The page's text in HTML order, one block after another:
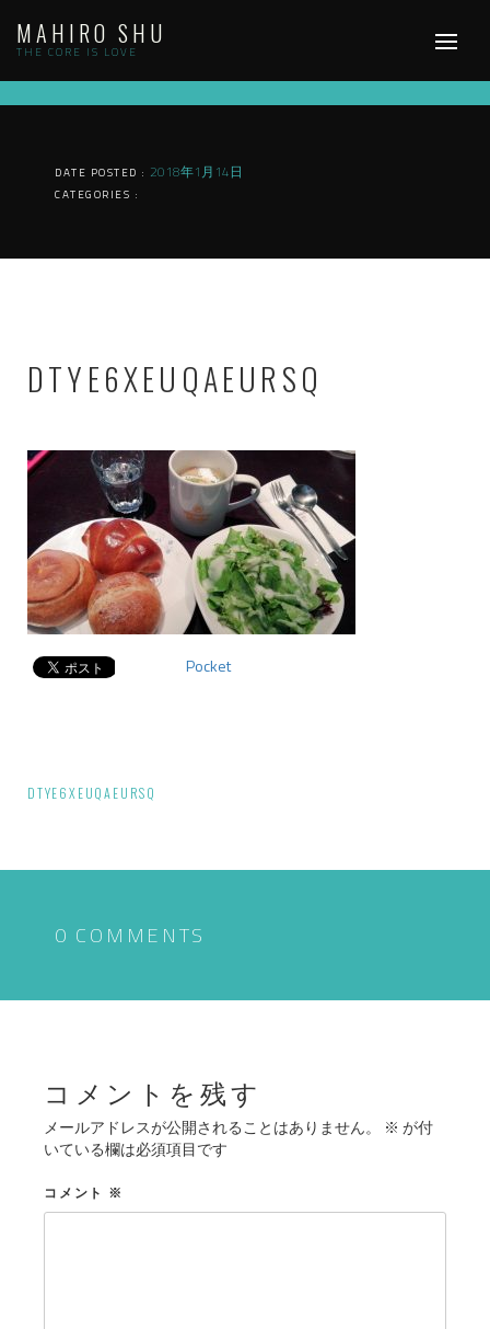
content
MAHIRO SHU
THE CORE IS LOVE
DATE POSTED : 2018年1月14日
CATEGORIES :
DTYE6XEUQAEURSQ
Pocket
投
ナ
シ
DTYE6XEUQAEURSQ
0 COMMENTS
コメントを残す
メールアドレスが公開されることはありません。 ※ が付
いている欄は必須項目です
コメント ※